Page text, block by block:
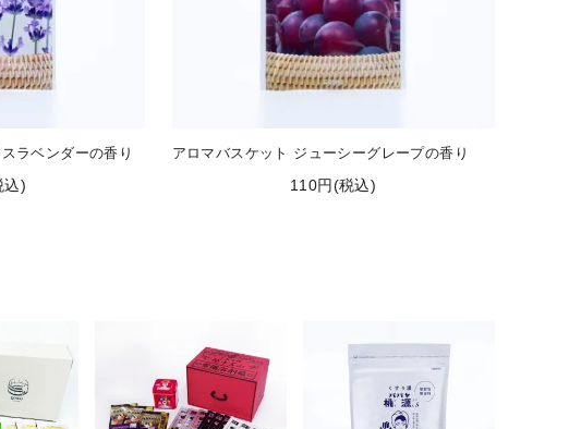
ラベンダーの香り
込)
アロマバスケット ジューシーグレープの香り
110円(税込)